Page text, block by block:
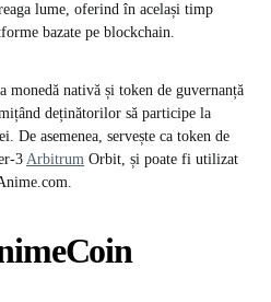
lume, oferind în același timp
bazate pe blockchain.
nativă și token de guvernanță
deținătorilor să participe la
De asemenea, servește ca token de
3 Arbitrum Orbit, și poate fi utilizat